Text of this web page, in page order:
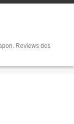
Reviews des